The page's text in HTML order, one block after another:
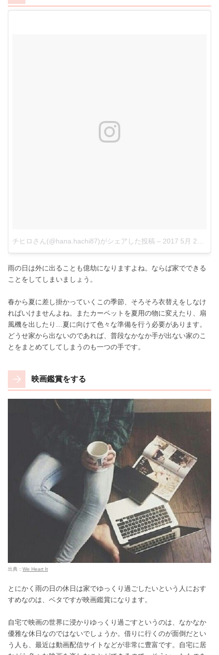
チヒロさん(@hana.hachi87)がシェアした投稿 – 2017 5月 28 8:32午後 PDT
雨の日は外に出ることも億劫になりますよね。ならば家でできる
ことをしてしまいましょう。
春から夏に差し掛かっていくこの季節、そろそろ衣替えをしなけ
ればいけませんよね。またカーペットを夏用の物に変えたり、扇
風機を出したり…夏に向けて色々な準備を行う必要があります。
どうせ家から出ないのであれば、普段なかなか手が出ない家のこ
とをまとめてしてしまうのも一つの手です。
映画鑑賞をする
出典： We Heart It
とにかく雨の日の休日は家でゆっくり過ごしたいという人におす
すめなのは、ベタですが映画鑑賞になります。
自宅で映画の世界に浸かりゆっくり過ごすというのは、なかなか
優雅な休日なのではないでしょうか。借りに行くのが面倒だとい
う人も、最近は動画配信サイトなどが非常に豊富です。自宅に居